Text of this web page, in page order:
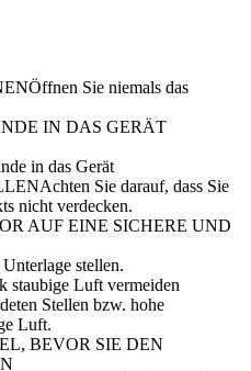
Öffnen Sie niemals das
in das Gerät
Achten Sie darauf, dass Sie
nicht verdecken.
stellen.
Stellen bzw. hohe
Luft.